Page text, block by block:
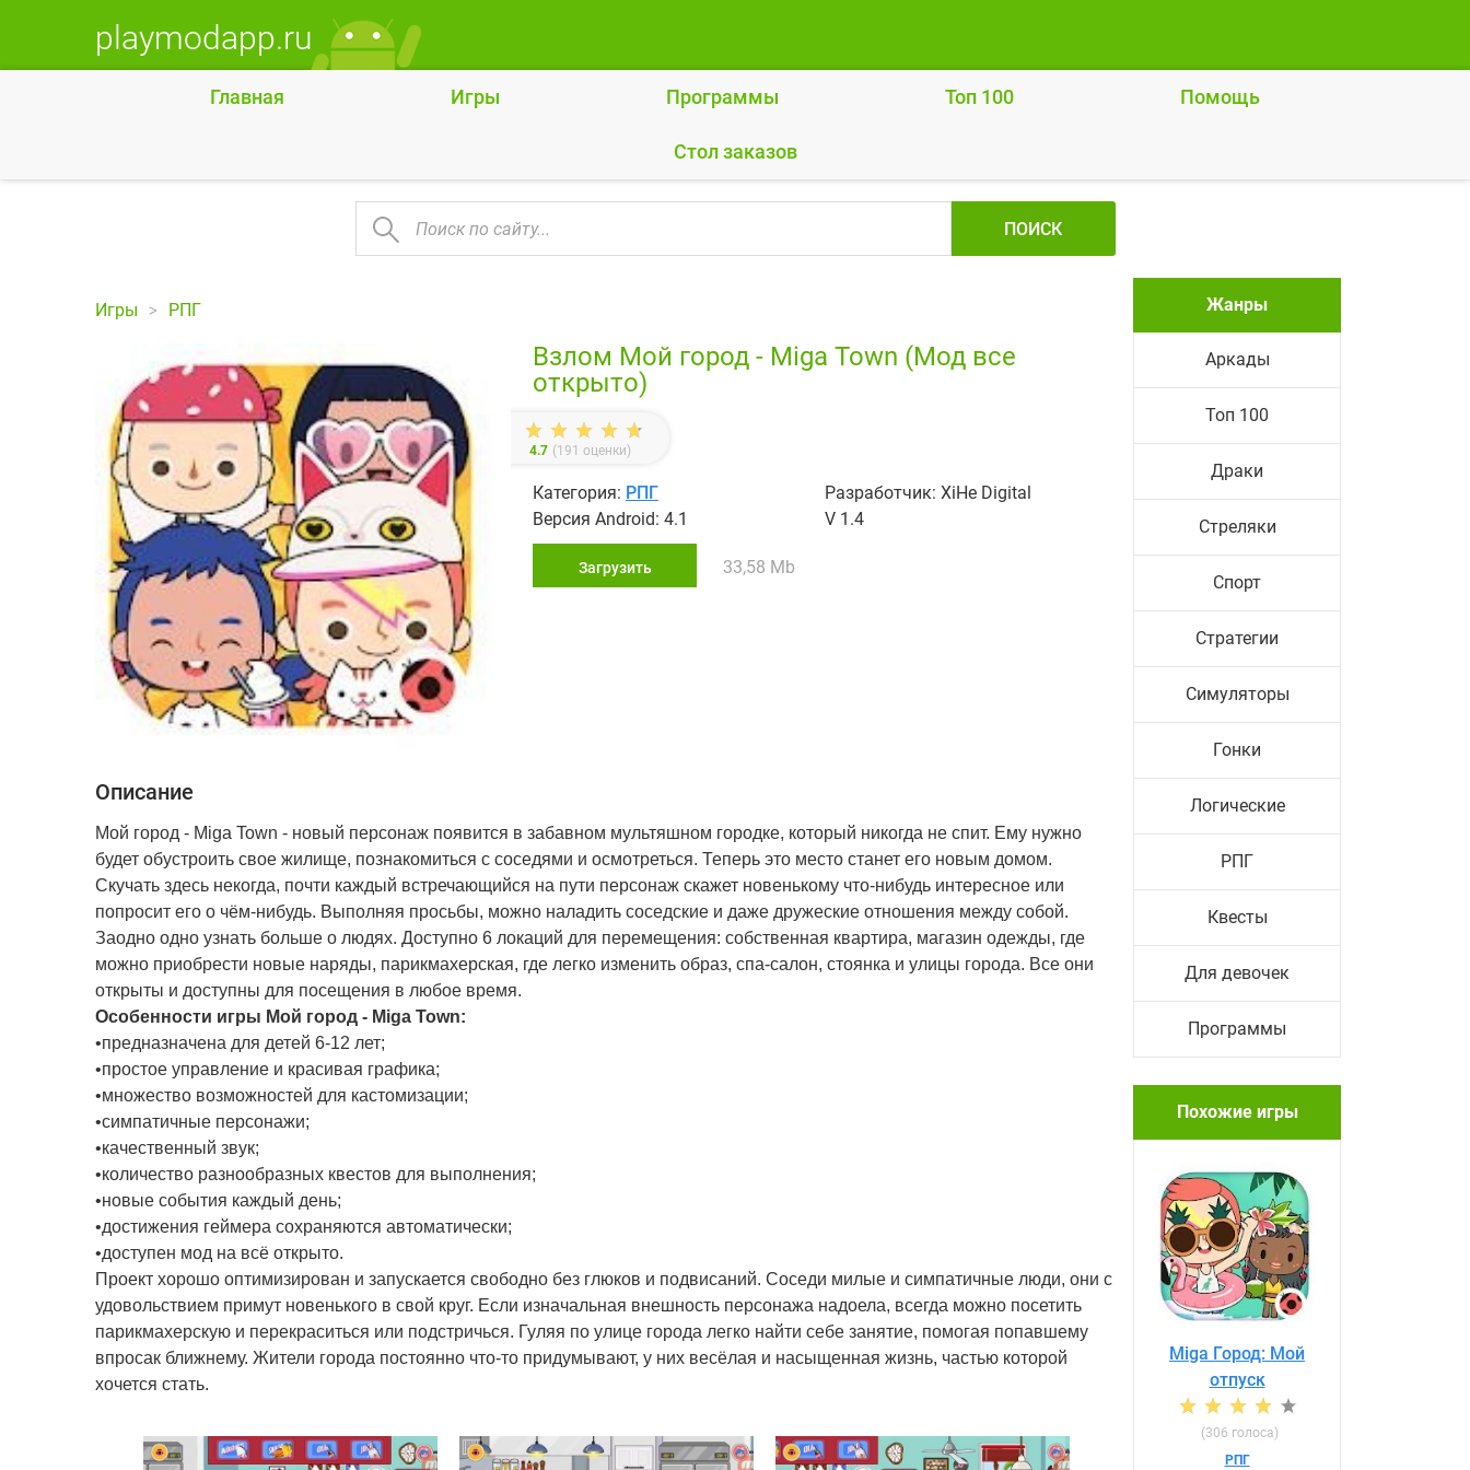
playmodapp.ru
Главная Игры Программы Топ 100 Помощь
Cтол заказов
ПОИСК
Игры РПГ
Взлом Мой город - Miga Town (Мод все
открыто)
4.7 (191 оценки)
Категория: РПГ
Разработчик: XiHe Digital
Версия Android: 4.1
V 1.4
Загрузить 33,58 Mb
Описание
Мой город - Miga Town - новый персонаж появится в забавном мультяшном городке, который никогда не спит. Ему нужно
будет обустроить свое жилище, познакомиться с соседями и осмотреться. Теперь это место станет его новым домом.
Скучать здесь некогда, почти каждый встречающийся на пути персонаж скажет новенькому что-нибудь интересное или
попросит его о чём-нибудь. Выполняя просьбы, можно наладить соседские и даже дружеские отношения между собой.
Заодно одно узнать больше о людях. Доступно 6 локаций для перемещения: собственная квартира, магазин одежды, где
можно приобрести новые наряды, парикмахерская, где легко изменить образ, спа-салон, стоянка и улицы города. Все они
открыты и доступны для посещения в любое время.
Особенности игры Мой город - Miga Town:
•предназначена для детей 6-12 лет;
•простое управление и красивая графика;
•множество возможностей для кастомизации;
•симпатичные персонажи;
•качественный звук;
•количество разнообразных квестов для выполнения;
•новые события каждый день;
•достижения геймера сохраняются автоматически;
•доступен мод на всё открыто.
Проект хорошо оптимизирован и запускается свободно без глюков и подвисаний. Соседи милые и симпатичные люди, они с
удовольствием примут новенького в свой круг. Если изначальная внешность персонажа надоела, всегда можно посетить
парикмахерскую и перекраситься или подстричься. Гуляя по улице города легко найти себе занятие, помогая попавшему
впросак ближнему. Жители города постоянно что-то придумывают, у них весёлая и насыщенная жизнь, частью которой
хочется стать.
Жанры
Аркады
Топ 100
Драки
Стреляки
Спорт
Стратегии
Симуляторы
Гонки
Логические
РПГ
Квесты
Для девочек
Программы
Похожие игры
Miga Город: Мой
отпуск
(306 голоса)
РПГ